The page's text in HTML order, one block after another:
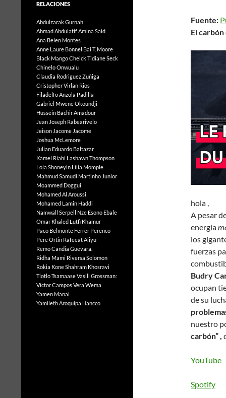
Fuente:
El
hola ,
A pesar
energía
los
fuerzas
Budry
ocupan
de su
nuestro
carbón” ,
YouTube
Spotify
RELACIONES
Abdulzarak Gurnah
Ahmad AbdulatifAmina Said
Ana Belen Montes
Anne Laure Bonnel Bai T. Moore
Black MangoCheick Tidiane Seck
Chinelo Onwualu
Claudia Rodriguez Zuñiga
Cristopher Virlan Rios
Filadelfo Anzola Padilla
Gabriel Mwene Okoundji
Hussein Bachir Amadour
Jean Joseph Rabearivelo
Jeison Jacome Jacome
Joshua McLemore
Julian Eduardo Baltazar
Kamel Riahi Lashawn Thompson
Lola Shoneyin Lília Momple
Mahmud Samudi Martinho Junior
Moammed Doggui
Mohamed Al Aroussi
Mohamed Lamin Haddi
Namwall Serpell Nze Esono Ebale
Omar Khaled Lutfi Khamur
Paco Belmonte Ferrer Perenco
Pere Ortin Rafeeat Aliyu
Remo Candia Guevara.
Ridha Mami Riversa Solomon
Rokia KoneShahram Khosravi
Tlotlo TsamaaseVasili Grossman:
Víctor Campos Vera Wema
Yamen Manai
Yamileth Aroquipa Hancco